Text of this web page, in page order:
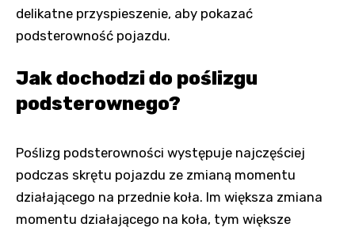
delikatne przyspieszenie, aby pokazać
podsterowność pojazdu.
Jak dochodzi do poślizgu
podsterownego?
Poślizg podsterowności występuje najczęściej
podczas skrętu pojazdu ze zmianą momentu
działającego na przednie koła. Im większa zmiana
momentu działającego na koła, tym większe